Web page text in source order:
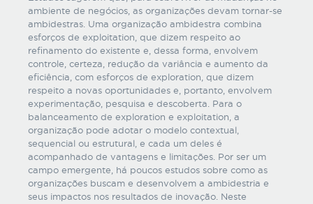
ambiente de negócios, as organizações devam tornar-se
ambidestras. Uma organização ambidestra combina
esforços de exploitation, que dizem respeito ao
refinamento do existente e, dessa forma, envolvem
controle, certeza, redução da variância e aumento da
eficiência, com esforços de exploration, que dizem
respeito a novas oportunidades e, portanto, envolvem
experimentação, pesquisa e descoberta. Para o
balanceamento de exploration e exploitation, a
organização pode adotar o modelo contextual,
sequencial ou estrutural, e cada um deles é
acompanhado de vantagens e limitações. Por ser um
campo emergente, há poucos estudos sobre como as
organizações buscam e desenvolvem a ambidestria e
seus impactos nos resultados de inovação. Neste